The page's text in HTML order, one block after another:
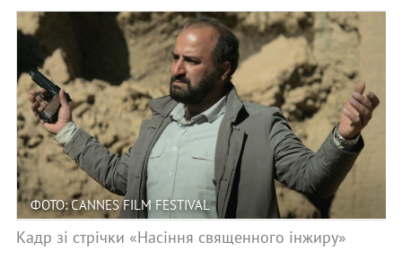
ФОТО: CANNES FILM FESTIVAL
Кадр зі стрічки «Насіння священного інжиру»